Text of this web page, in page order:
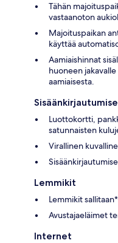
Tähän
vastaanoton
Majoituspaikan
käyttää
Aamiaishinnat
huoneen
aamiaisesta.
Luottokortti,
satunnaisten
Virallinen
Lemmikit
Lemmikit sallitaan*
Avustajaeläimet
Internet